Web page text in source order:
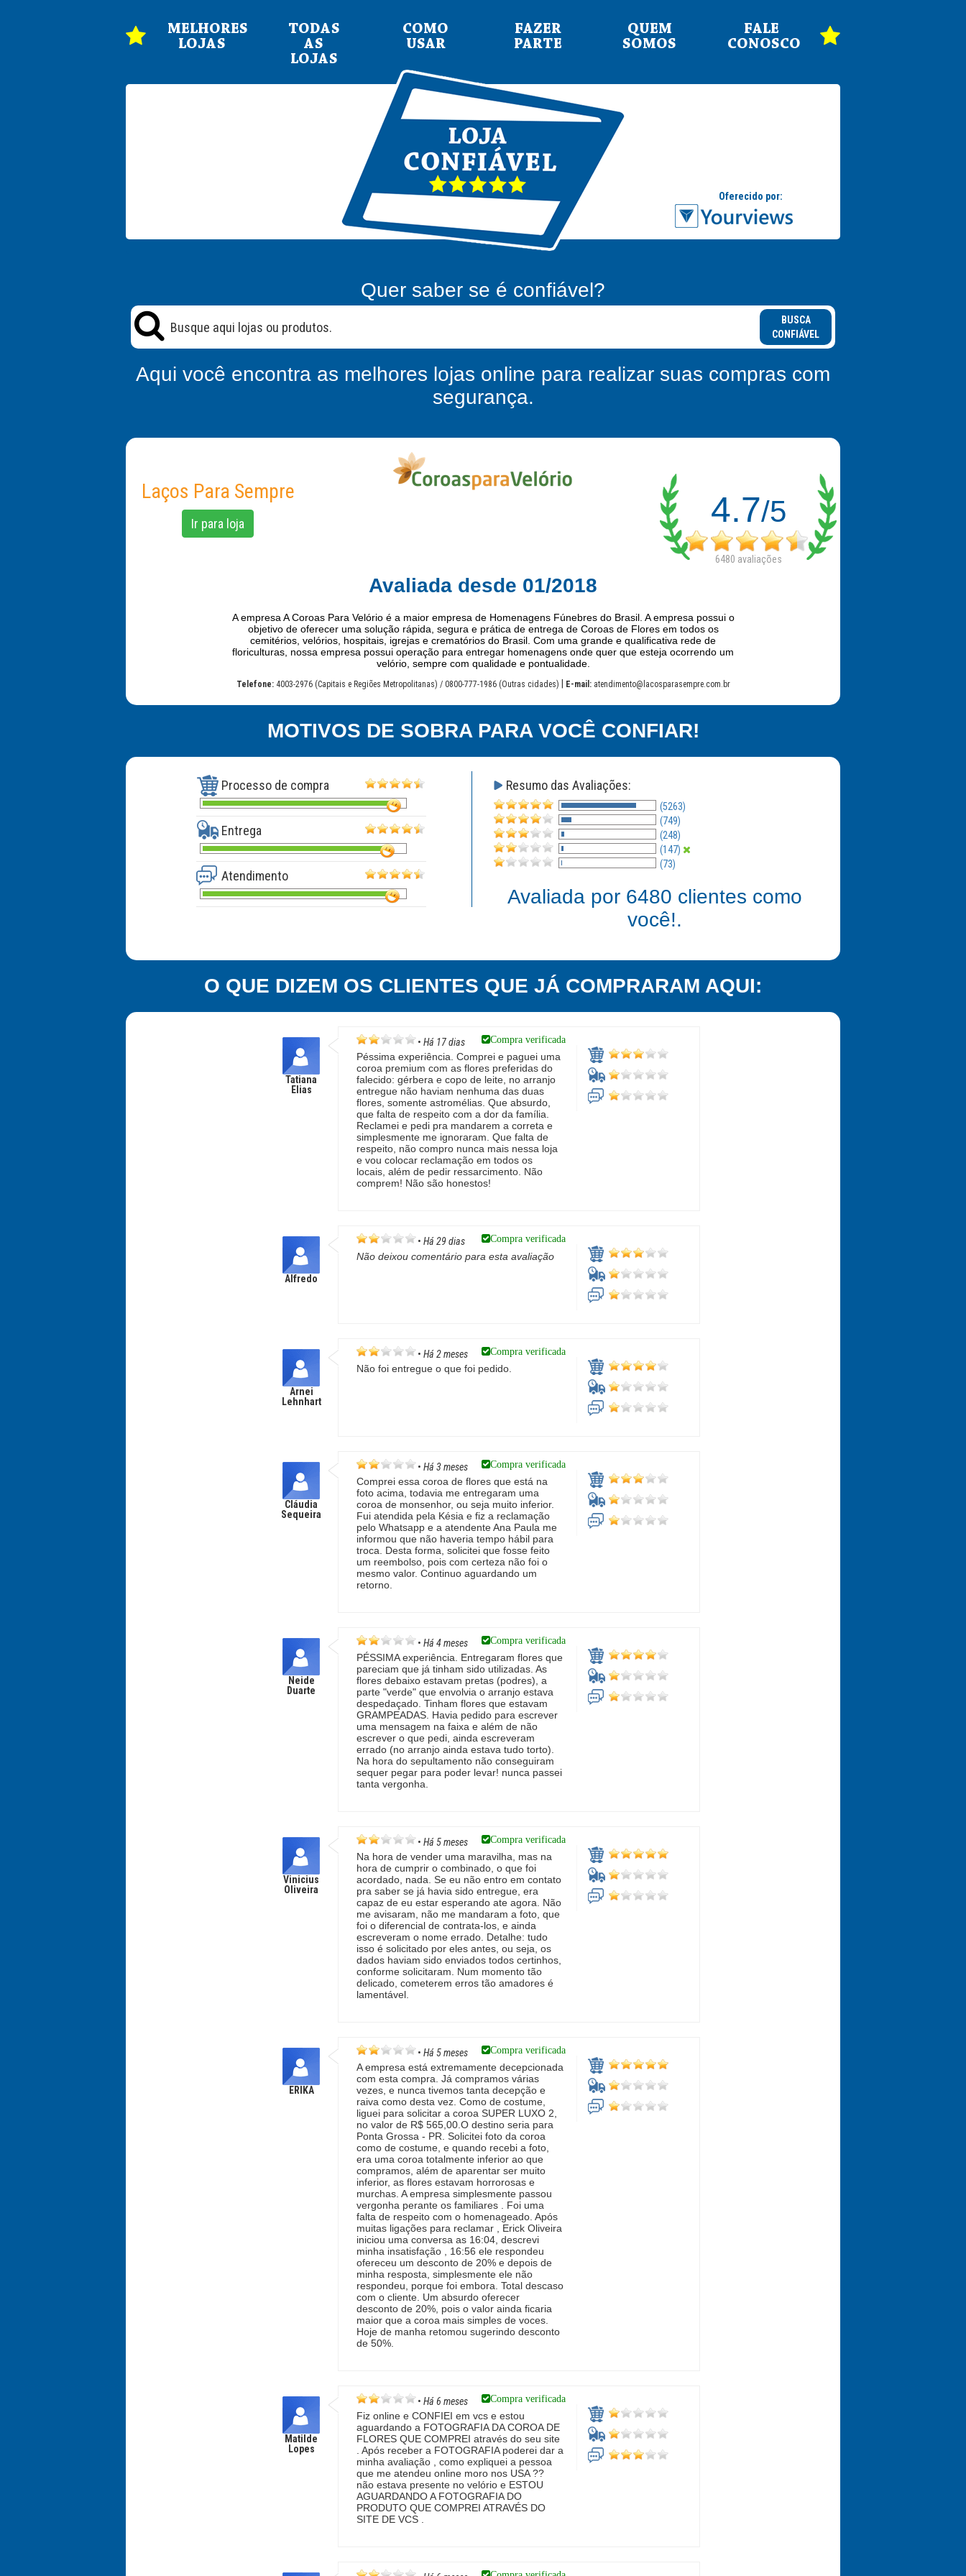
MELHORES
LOJAS
TODAS
AS
LOJAS
COMO
USAR
FAZER
PARTE
QUEM
SOMOS
FALE
CONOSCO
Quer saber se é confiável?
BUSCA
CONFIÁVEL
Aqui você encontra as melhores lojas online para realizar suas compras com
segurança.
Laços Para Sempre
Ir para loja 4.7/5
6480 avaliações
Avaliada desde 01/2018
A empresa A Coroas Para Velório é a maior empresa de Homenagens Fúnebres do Brasil. A empresa possui o
objetivo de oferecer uma solução rápida, segura e prática de entrega de Coroas de Flores em todos os
cemitérios, velórios, hospitais, igrejas e crematórios do Brasil. Com uma grande e qualificativa rede de
floriculturas, nossa empresa possui operação para entregar homenagens onde quer que esteja ocorrendo um
velório, sempre com qualidade e pontualidade.
Telefone: 4003-2976 (Capitais e Regiões Metropolitanas) / 0800-777-1986 (Outras cidades) E-mail:atendimento@lacosparasempre.com.br
MOTIVOS DE SOBRA PARA VOCÊ CONFIAR!
Processo de compra
Entrega
Atendimento
Resumo das Avaliações:
(5263)
(749)
(248)
(147)
(73)
Avaliada por 6480 clientes como
você!.
O QUE DIZEM OS CLIENTES QUE JÁ COMPRARAM AQUI:
Tatiana
Elias
• Há 17 dias Compra verificada
Péssima experiência. Comprei e paguei uma
coroa premium com as flores preferidas do
falecido: gérbera e copo de leite, no arranjo
entregue não haviam nenhuma das duas
flores, somente astromélias. Que absurdo,
que falta de respeito com a dor da família.
Reclamei e pedi pra mandarem a correta e
simplesmente me ignoraram. Que falta de
respeito, não compro nunca mais nessa loja
e vou colocar reclamação em todos os
locais, além de pedir ressarcimento. Não
comprem! Não são honestos!
Alfredo
• Há 29 dias Compra verificada
Não deixou comentário para esta avaliação
Arnei
Lehnhart
• Há 2 meses Compra verificada
Não foi entregue o que foi pedido.
Cláudia
Sequeira
• Há 3 meses Compra verificada
Comprei essa coroa de flores que está na
foto acima, todavia me entregaram uma
coroa de monsenhor, ou seja muito inferior.
Fui atendida pela Késia e fiz a reclamação
pelo Whatsapp e a atendente Ana Paula me
informou que não haveria tempo hábil para
troca. Desta forma, solicitei que fosse feito
um reembolso, pois com certeza não foi o
mesmo valor. Continuo aguardando um
retorno.
Neide
Duarte
• Há 4 meses Compra verificada
PÉSSIMA experiência. Entregaram flores que
pareciam que já tinham sido utilizadas. As
flores debaixo estavam pretas (podres), a
parte "verde" que envolvia o arranjo estava
despedaçado. Tinham flores que estavam
GRAMPEADAS. Havia pedido para escrever
uma mensagem na faixa e além de não
escrever o que pedi, ainda escreveram
errado (no arranjo ainda estava tudo torto).
Na hora do sepultamento não conseguiram
sequer pegar para poder levar! nunca passei
tanta vergonha.
Vinicius
Oliveira
• Há 5 meses Compra verificada
Na hora de vender uma maravilha, mas na
hora de cumprir o combinado, o que foi
acordado, nada. Se eu não entro em contato
pra saber se já havia sido entregue, era
capaz de eu estar esperando ate agora. Não
me avisaram, não me mandaram a foto, que
foi o diferencial de contrata-los, e ainda
escreveram o nome errado. Detalhe: tudo
isso é solicitado por eles antes, ou seja, os
dados haviam sido enviados todos certinhos,
conforme solicitaram. Num momento tão
delicado, cometerem erros tão amadores é
lamentável.
ERIKA
• Há 5 meses Compra verificada
A empresa está extremamente decepcionada
com esta compra. Já compramos várias
vezes, e nunca tivemos tanta decepção e
raiva como desta vez. Como de costume,
liguei para solicitar a coroa SUPER LUXO 2,
no valor de R$ 565,00.O destino seria para
Ponta Grossa - PR. Solicitei foto da coroa
como de costume, e quando recebi a foto,
era uma coroa totalmente inferior ao que
compramos, além de aparentar ser muito
inferior, as flores estavam horrorosas e
murchas. A empresa simplesmente passou
vergonha perante os familiares . Foi uma
falta de respeito com o homenageado. Após
muitas ligações para reclamar , Erick Oliveira
iniciou uma conversa as 16:04, descrevi
minha insatisfação , 16:56 ele respondeu
ofereceu um desconto de 20% e depois de
minha resposta, simplesmente ele não
respondeu, porque foi embora. Total descaso
com o cliente. Um absurdo oferecer
desconto de 20%, pois o valor ainda ficaria
maior que a coroa mais simples de voces.
Hoje de manha retomou sugerindo desconto
de 50%.
Matilde
Lopes
• Há 6 meses Compra verificada
Fiz online e CONFIEI em vcs e estou
aguardando a FOTOGRAFIA DA COROA DE
FLORES QUE COMPREI através do seu site
. Após receber a FOTOGRAFIA poderei dar a
minha avaliação , como expliquei a pessoa
que me atendeu online moro nos USA ??
não estava presente no velório e ESTOU
AGUARDANDO A FOTOGRAFIA DO
PRODUTO QUE COMPREI ATRAVÉS DO
SITE DE VCS .